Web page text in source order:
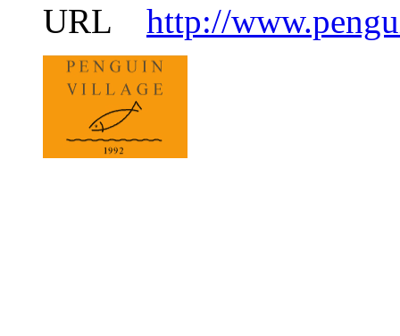
URL http://